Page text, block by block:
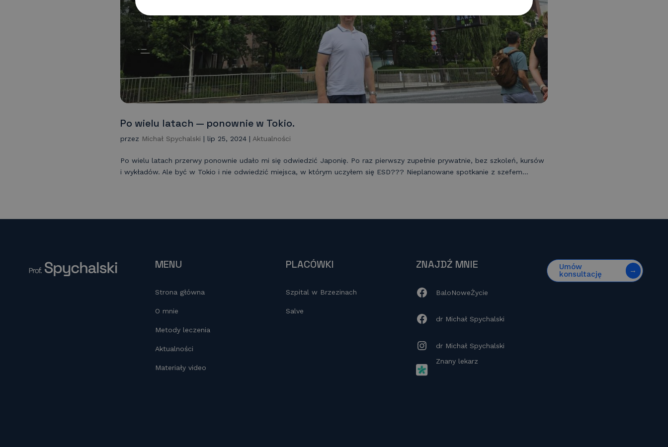
Po wielu latach — ponownie w Tokio.
przez Michał Spychalski | lip 25, 2024| Aktualności
Po wielu latach przerwy ponownie udało mi się odwiedzić Japonię. Po raz pierwszy zupełnie prywatnie, bez szkoleń, kursów
i wykładów. Ale być w Tokio i nie odwiedzić miejsca, w którym uczyłem się ESD??? Nieplanowane spotkanie z szefem...
MENU
Strona główna
O mnie
Metody leczenia
Aktualności
Materiały video
PLACÓWKI
Szpital w Brzezinach
Salve
ZNAJDŹ MNIE
BaloNoweŻycie
dr Michał Spychalski
dr Michał Spychalski
Znany lekarz
Umów
konsultację